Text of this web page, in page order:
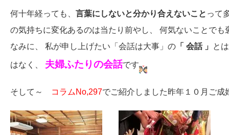
何十年経っても、 言葉にしないと分かり合えないこと って
の気持ちに変化あるのは当たり前やし、 何気ないことで
なみに、 私が申し上げたい「会話は大事」の 「 会話 」 と
はなく、 夫婦ふたりの会話です
そして～ コラムNo,297でご紹介しました昨年１０月ご